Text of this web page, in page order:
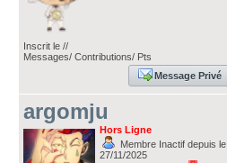
Inscrit le //
Messages/ Contributions/ Pts
Message Privé
argomju
Hors Ligne
Membre Inactif depuis le
27/11/2025